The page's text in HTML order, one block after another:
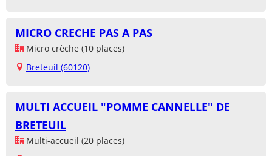
MICRO CRECHE PAS A PAS
Micro crèche (10 places)
Breteuil (60120)
MULTI ACCUEIL "POMME CANNELLE" DE
BRETEUIL
Multi-accueil (20 places)